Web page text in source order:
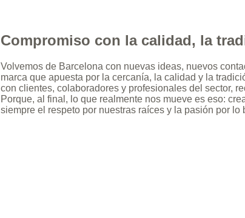
Compromiso con la calidad, la
Volvemos de Barcelona con nuevas ideas, nuevos
marca que apuesta por la cercanía, la calidad y la
con clientes, colaboradores y profesionales del sector,
Porque, al final, lo que realmente nos mueve es eso:
siempre el respeto por nuestras raíces y la pasión por lo